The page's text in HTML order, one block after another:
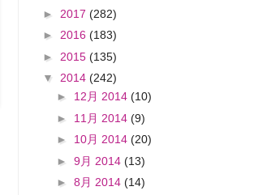
► 2017 (282)
► 2016 (183)
► 2015 (135)
▼ 2014 (242)
► 12月 2014 (10)
► 11月 2014 (9)
► 10月 2014 (20)
► 9月 2014 (13)
► 8月 2014 (14)